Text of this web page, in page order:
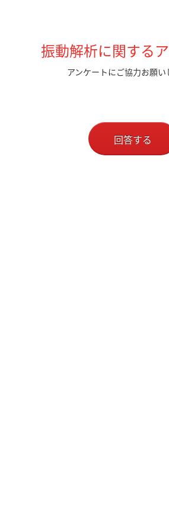
振動解析に関する
アンケートにご協力お願い
回答する